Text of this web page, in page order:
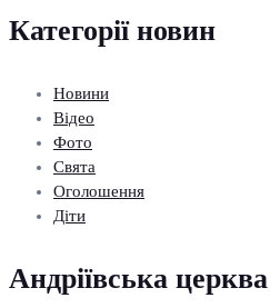
Категорії новин
Новини
Відео
Фото
Свята
Оголошення
Діти
Андріївська церква